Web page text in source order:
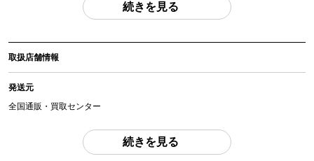
(撮影、運搬備品は除く)
アイテム状態
中古：E（要メンテナンス、オーバーホール推奨、現状お渡し品）
確認です。その為、現状品となります。
orb-2605302828-od-081570237
続きを見る
取扱店舗情報
発送元
全国通販・買取センター
東京都江戸川区中葛西6-10-15 2F
続きを見る